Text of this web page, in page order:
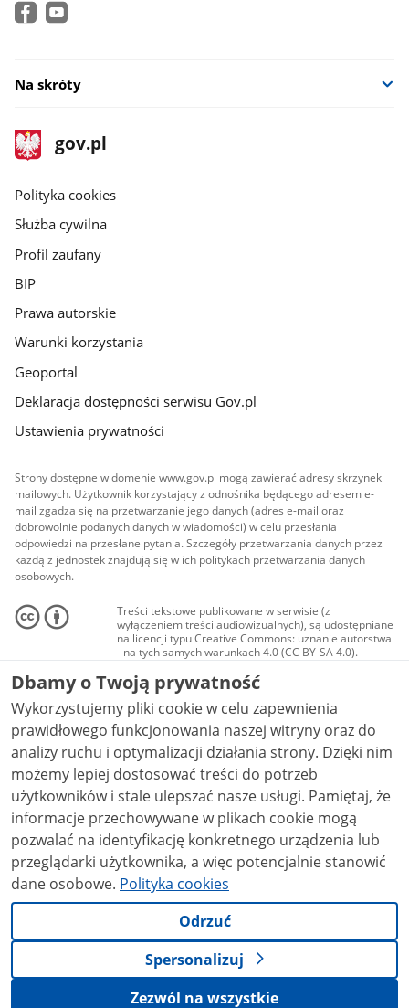
Na skróty
stopka
gov.pl
Strona
gov.pl
gov.pl
Polityka cookies
Służba cywilna
Profil zaufany
BIP
Prawa autorskie
Warunki korzystania
Geoportal
Deklaracja dostępności serwisu Gov.pl
Ustawienia prywatności
Strony dostępne w domenie www.gov.pl mogą zawierać adresy skrzynek
mailowych. Użytkownik korzystający z odnośnika będącego adresem e-
mail zgadza się na przetwarzanie jego danych (adres e-mail oraz
dobrowolnie podanych danych w wiadomości) w celu przesłania
odpowiedzi na przesłane pytania. Szczegóły przetwarzania danych przez
każdą z jednostek znajdują się w ich politykach przetwarzania danych
osobowych.
Treści tekstowe publikowane w serwisie (z
wyłączeniem treści audiowizualnych), są udostępniane
na licencji typu Creative Commons: uznanie autorstwa
- na tych samych warunkach 4.0 (CC BY-SA 4.0).
Materiały audiowizualne, w tym zdjęcia, materiały
audio i wideo, są udostępniane na licencji typu
Creative Commons: uznanie autorstwa użycie
niekomercyjne - bez utworów zależnych 4.0 (CC BY-
NC-ND 4.0), o ile nie jest to stwierdzone inaczej.
Dbamy o Twoją prywatność
Wykorzystujemy pliki cookie w celu zapewnienia
prawidłowego funkcjonowania naszej witryny oraz do
analizy ruchu i optymalizacji działania strony. Dzięki nim
możemy lepiej dostosować treści do potrzeb
użytkowników i stale ulepszać nasze usługi. Pamiętaj, że
informacje przechowywane w plikach cookie mogą
pozwalać na identyfikację konkretnego urządzenia lub
przeglądarki użytkownika, a więc potencjalnie stanowić
dane osobowe. Polityka cookies
Odrzuć
Spersonalizuj
Zezwól na wszystkie